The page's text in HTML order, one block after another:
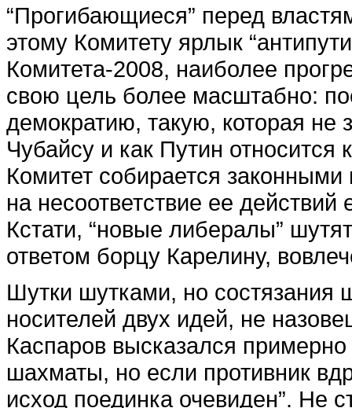
“Прогибающиеся” перед
этому Комитету ярлык
Комитета-2008, наиболее
свою цель более масштабно:
демократию, такую, которая не
Чубайсу и как Путин
Комитет собирается законными
на несоответствие ее
Кстати, “новые либералы”
ответом борцу Карелину,
Шутки шутками, но состязания
носителей двух идей, не
Каспаров высказался
шахматы, но если противник
исход поединка очевиден”. Не